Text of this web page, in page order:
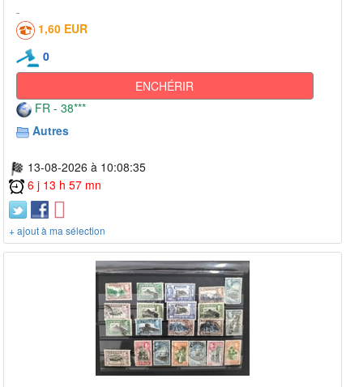
1,60 EUR
0
ENCHÉRIR
FR - 38***
Autres
13-08-2026 à 10:08:35
6 j 13 h 57 mn
+ ajout à ma sélection